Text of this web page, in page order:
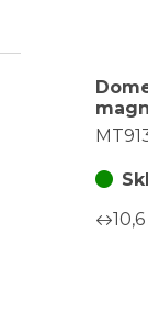
věže
10,6